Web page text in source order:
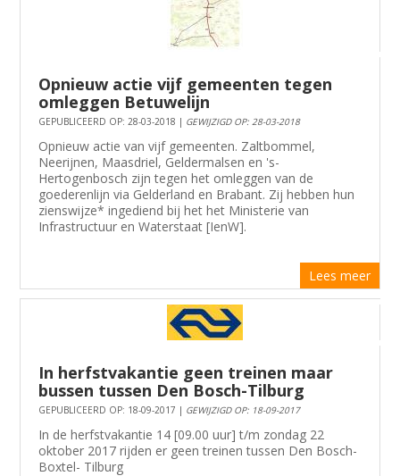
Opnieuw actie vijf gemeenten tegen
omleggen Betuwelijn
GEPUBLICEERD OP: 28-03-2018 | GEWIJZIGD OP: 28-03-2018
Opnieuw actie van vijf gemeenten. Zaltbommel,
Neerijnen, Maasdriel, Geldermalsen en 's-
Hertogenbosch zijn tegen het omleggen van de
goederenlijn via Gelderland en Brabant. Zij hebben hun
zienswijze* ingediend bij het het Ministerie van
Infrastructuur en Waterstaat [IenW].
Lees meer
In herfstvakantie geen treinen maar
bussen tussen Den Bosch-Tilburg
GEPUBLICEERD OP: 18-09-2017 | GEWIJZIGD OP: 18-09-2017
In de herfstvakantie 14 [09.00 uur] t/m zondag 22
oktober 2017 rijden er geen treinen tussen Den Bosch-
Boxtel- Tilburg